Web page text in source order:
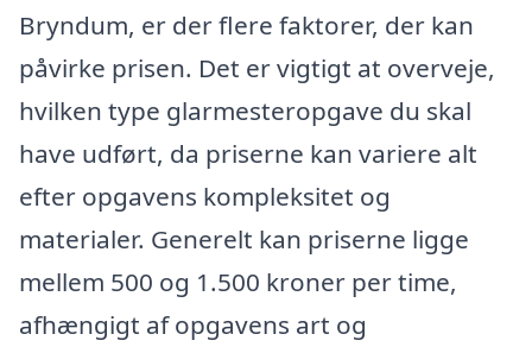
Bryndum, er der flere faktorer, der kan
påvirke prisen. Det er vigtigt at overveje,
hvilken type glarmesteropgave du skal
have udført, da priserne kan variere alt
efter opgavens kompleksitet og
materialer. Generelt kan priserne ligge
mellem 500 og 1.500 kroner per time,
afhængigt af opgavens art og